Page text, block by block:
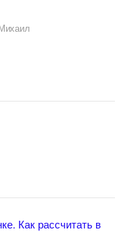
Как рассчитать